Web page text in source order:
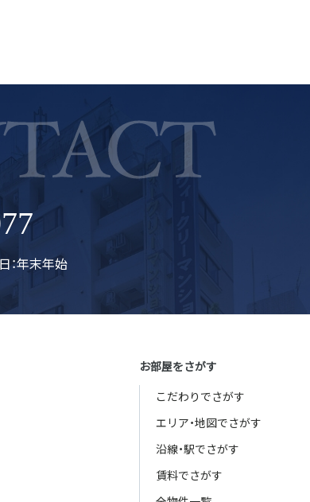
：年末年始
お部屋をさがす
こだわりでさがす
エリア・地図でさがす
沿線・駅でさがす
賃料でさがす